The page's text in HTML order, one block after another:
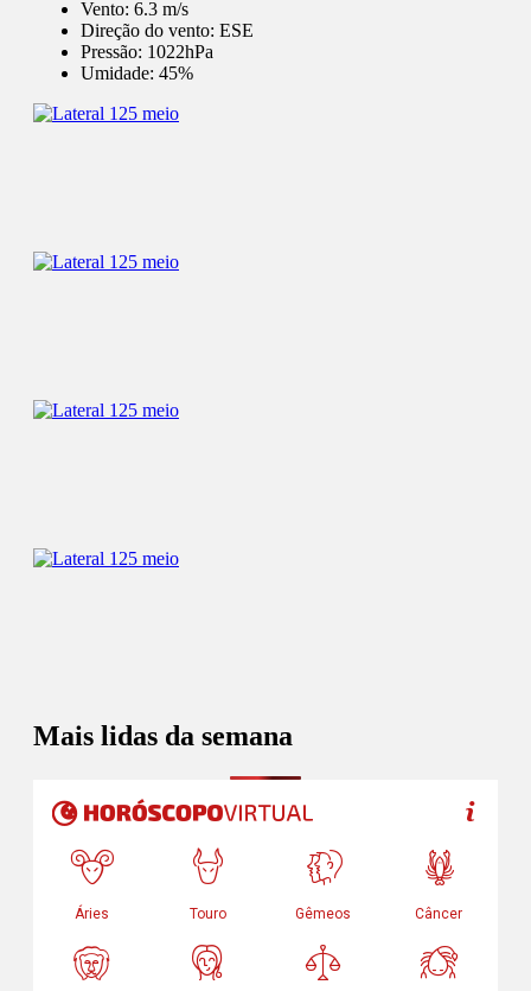
Vento: 6.3 m/s
Direção do vento: ESE
Pressão: 1022hPa
Umidade: 45%
Mais lidas da semana